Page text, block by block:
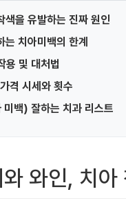
색을 유발하는 진짜 원인
치아미백의 한계
용 및 대처법
격 시세와 횟수
백) 잘하는 치과 리스트
와인, 치